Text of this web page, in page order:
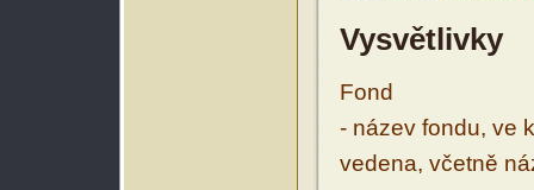
Vysvětlivky
Fond
- název fondu, ve
vedena, včetně